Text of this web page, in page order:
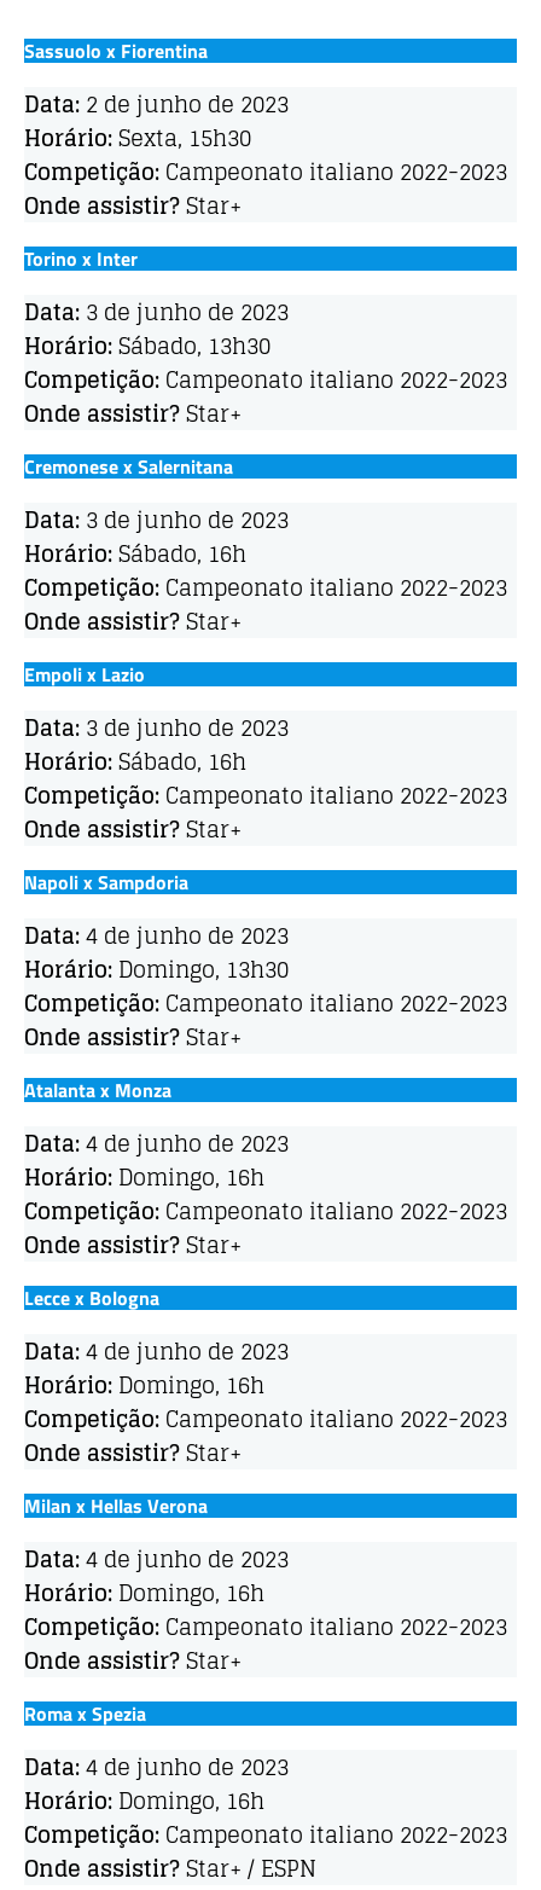
Sassuolo x Fiorentina
Data:2 de junho de 2023
Horário:Sexta, 15h30
Competição:Campeonato italiano 2022-2023
Onde assistir?Star+
Torino x Inter
Data:3 de junho de 2023
Horário:Sábado, 13h30
Competição:Campeonato italiano 2022-2023
Onde assistir?Star+
Cremonese x Salernitana
Data:3 de junho de 2023
Horário:Sábado, 16h
Competição:Campeonato italiano 2022-2023
Onde assistir?Star+
Empoli x Lazio
Data:3 de junho de 2023
Horário:Sábado, 16h
Competição:Campeonato italiano 2022-2023
Onde assistir?Star+
Napoli x Sampdoria
Data:4 de junho de 2023
Horário:Domingo, 13h30
Competição:Campeonato italiano 2022-2023
Onde assistir?Star+
Atalanta x Monza
Data:4 de junho de 2023
Horário:Domingo, 16h
Competição:Campeonato italiano 2022-2023
Onde assistir?Star+
Lecce x Bologna
Data:4 de junho de 2023
Horário:Domingo, 16h
Competição:Campeonato italiano 2022-2023
Onde assistir?Star+
Milan x Hellas Verona
Data:4 de junho de 2023
Horário:Domingo, 16h
Competição:Campeonato italiano 2022-2023
Onde assistir?Star+
Roma x Spezia
Data:4 de junho de 2023
Horário:Domingo, 16h
Competição:Campeonato italiano 2022-2023
Onde assistir?Star+ / ESPN